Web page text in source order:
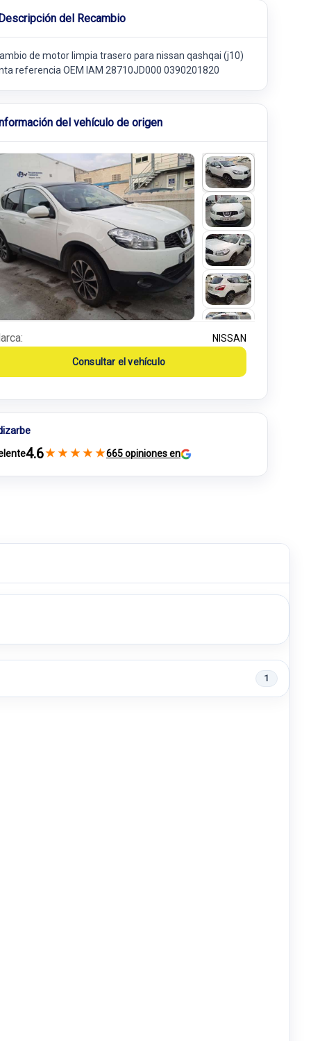
del Recambio
de motor limpia trasero para nissan qashqai (j10)
referencia OEM IAM 28710JD000 0390201820
del vehículo de origen
NISSAN
Consultar el vehículo
4.6★ ★ ★ ★ ★665 opiniones en
1